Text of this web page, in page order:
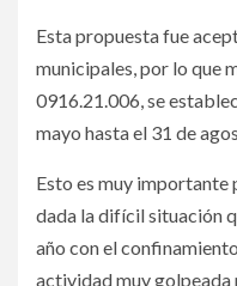
Esta propuesta fue
municipales, por lo que
0916.21.006, se
mayo hasta el 31 de
Esto es muy
dada la difícil situación
año con el
actividad muy